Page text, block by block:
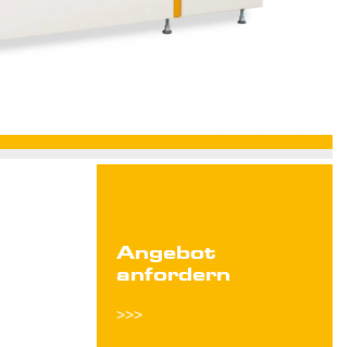
Angebot
anfordern
>>>